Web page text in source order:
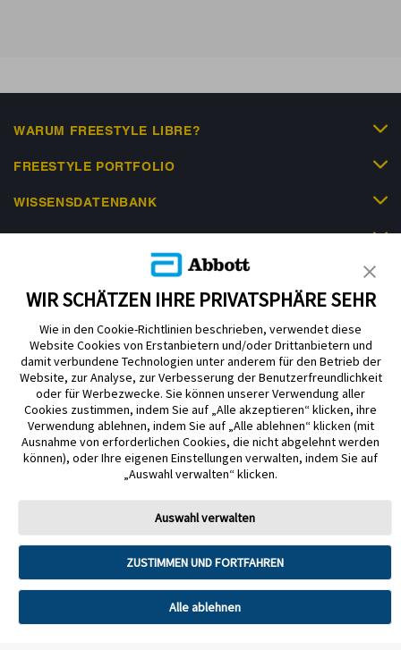
WARUM FREESTYLE LIBRE?
FREESTYLE PORTFOLIO
WISSENSDATENBANK
HILFE & KONTAKT
Impressum Datenschutzerklärung
Cookie-Richtlinien
Nutzungsbedingungen
Barrierefreiheitserklärung
Mitteilung zur Datenverordnung
Cookie-Präferenzen
© 2026 Abbott. Alle Rechte vorbehalten. Libre, das Schmetterlingslogo, die
Form und das Erscheinungsbild des Sensors, die Farbe Gelb sowie damit
Unternehmensgruppe Abbott in verschiedenen Rechtsgebieten. Andere
Marken sind Eigentum ihrer jeweiligen Rechteinhaber.
Care, die Tandem Logos, Control-IQ, Control-IQ+, t:slim X2, t:slim, Tandem
t:slim Mobile App und Tandem Source sind eingetragene Marken oder
Marken von Tandem Diabetes Care, Inc. in den USA und/oder anderen
WIR SCHÄTZEN IHRE PRIVATSPHÄRE SEHR
Wie in den Cookie-Richtlinien beschrieben, verwendet diese
Website Cookies von Erstanbietern und/oder Drittanbietern und
damit verbundene Technologien unter anderem für den Betrieb der
Website, zur Analyse, zur Verbesserung der Benutzerfreundlichkeit
oder für Werbezwecke. Sie können unserer Verwendung aller
Cookies zustimmen, indem Sie auf „Alle akzeptieren“ klicken, ihre
Verwendung ablehnen, indem Sie auf „Alle ablehnen“ klicken (mit
Ausnahme von erforderlichen Cookies, die nicht abgelehnt werden
können), oder Ihre eigenen Einstellungen verwalten, indem Sie auf
„Auswahl verwalten“ klicken.
Auswahl verwalten
ZUSTIMMEN UND FORTFAHREN
Alle ablehnen